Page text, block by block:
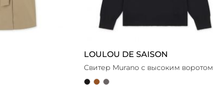
LOULOU DE SAISON
Свитер Murano с высоким воротом